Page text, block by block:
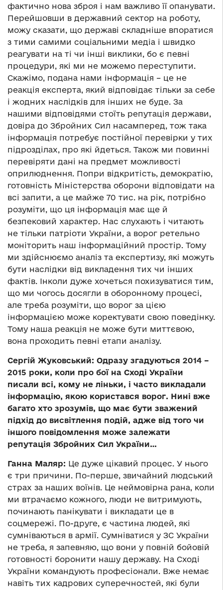
фактично нова зброя і нам важливо її опанувати.
Перейшовши в державний сектор на роботу,
можу сказати, що державі складніше впоратися
з тими самими соціальними медіа і швидко
реагувати на ті чи інші виклики, бо є певні
процедури, які ми не можемо переступити.
Скажімо, подана нами інформація – це не
реакція експерта, який відповідає тільки за себе
і жодних наслідків для інших не буде. За
нашими відповідями стоїть репутація держави,
довіра до Збройних Сил насамперед, тож така
інформація потребує постійної перевірки у тих
підрозділах, про які йдеться. Також ми повинні
перевіряти дані на предмет можливості
оприлюднення. Попри відкритість, демократію,
готовність Міністерства оборони відповідати на
всі запити, а це майже 70 тис. на рік, потрібно
розуміти, що ця інформація має ще й
безпековий характер. Нас слухають і читають
не тільки патріоти України, а ворог ретельно
моніторить наш інформаційний простір. Тому
ми здійснюємо аналіз та експертизу, які можуть
бути наслідки від викладення тих чи інших
фактів. Інколи дуже хочеться похизуватися тим,
що ми чогось досягли в оборонному процесі,
але треба розуміти, що ворог за цією
інформацією може коректувати свою поведінку.
Тому наша реакція не може бути миттєвою,
вона проходить певні етапи аналізу.
Сергій Жуковський: Одразу згадуються 2014 –
2015 роки, коли про бої на Сході України
писали всі, кому не ліньки, і часто викладали
інформацію, якою користався ворог. Нині вже
багато хто зрозумів, що має бути зважений
підхід до висвітлення подій, адже від того чи
іншого повідомлення може залежати
репутація Збройних Сил України…
Ганна Маляр: Це дуже цікавий процес. У нього
є три причини. По-перше, звичайний людський
страх за наших воїнів. Це неймовірна рана, коли
ми втрачаємо кожного, люди не витримують,
починають панікувати і викладати це в
соцмережі. По-друге, є частина людей, які
сумніваються в армії. Сумніватися у ЗС України
не треба, я запевняю, що вони у повній бойовій
готовності боронити нашу державу. На Сході
України командують професіонали. Вже немає
навіть тих кадрових суперечностей, які були